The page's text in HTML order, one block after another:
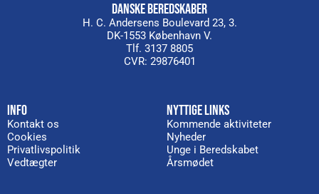
DANSKE BEREDSKABER
H. C. Andersens Boulevard 23, 3.
DK-1553 København V.
Tlf. 3137 8805
CVR: 29876401
INFO
Kontakt os
Cookies
Privatlivspolitik
Vedtægter
NYTTIGE LINKS
Kommende aktiviteter
Nyheder
Unge i Beredskabet
Årsmødet